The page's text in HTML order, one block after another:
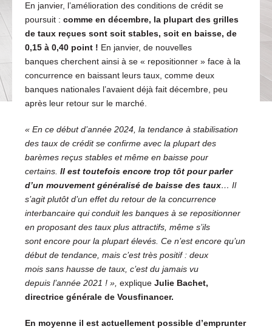
En janvier, l’amélioration des conditions de crédit se
poursuit : comme en décembre, la plupart des grilles
de taux reçues sont soit stables, soit en baisse, de
0,15 à 0,40 point ! En janvier, de nouvelles
banques cherchent ainsi à se « repositionner » face à la
concurrence en baissant leurs taux, comme deux
banques nationales l’avaient déjà fait décembre, peu
après leur retour sur le marché.
« En ce début d’année 2024, la tendance à stabilisation
des taux de crédit se confirme avec la plupart des
barèmes reçus stables et même en baisse pour
certains. Il est toutefois encore trop tôt pour parler
d’un mouvement généralisé de baisse des taux… Il
s’agit plutôt d’un effet du retour de la concurrence
interbancaire qui conduit les banques à se repositionner
en proposant des taux plus attractifs, même s’ils
sont encore pour la plupart élevés. Ce n’est encore qu’un
début de tendance, mais c’est très positif : deux
mois sans hausse de taux, c’est du jamais vu
depuis l’année 2021 ! », explique Julie Bachet,
directrice générale de Vousfinancer.
En moyenne il est actuellement possible d’emprunter